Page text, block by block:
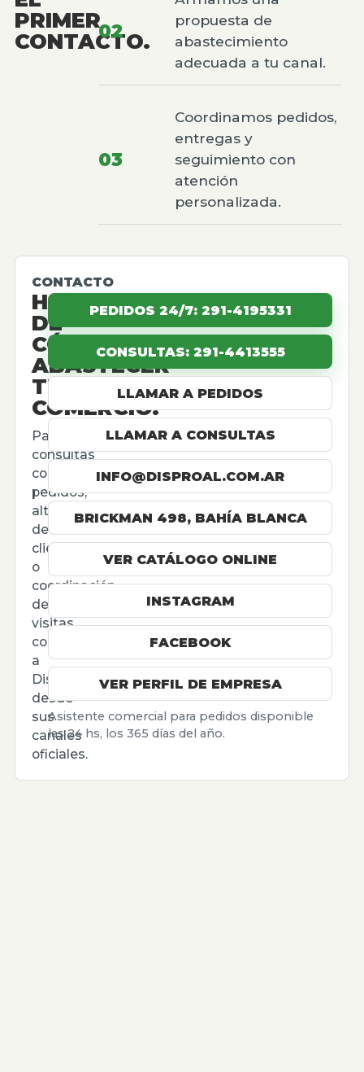
PRIMER
CONTACTO.
02
propuesta de
abastecimiento
adecuada a tu canal.
03
Coordinamos pedidos,
entregas y
seguimiento con
atención
personalizada.
CONTACTO
HABLEMOS
DE
CÓMO
ABASTECER
TU
COMERCIO.
Para
consultas
comerciales,
pedidos,
altas
de
cliente
o
coordinación
de
visitas,
contactá
a
Disproal
desde
sus
canales
oficiales.
PEDIDOS 24/7: 291-4195331
CONSULTAS: 291-4413555
LLAMAR A PEDIDOS
LLAMAR A CONSULTAS
INFO@DISPROAL.COM.AR
BRICKMAN 498, BAHÍA BLANCA
VER CATÁLOGO ONLINE
INSTAGRAM
FACEBOOK
VER PERFIL DE EMPRESA
Asistente comercial para pedidos disponible
las 24 hs, los 365 días del año.